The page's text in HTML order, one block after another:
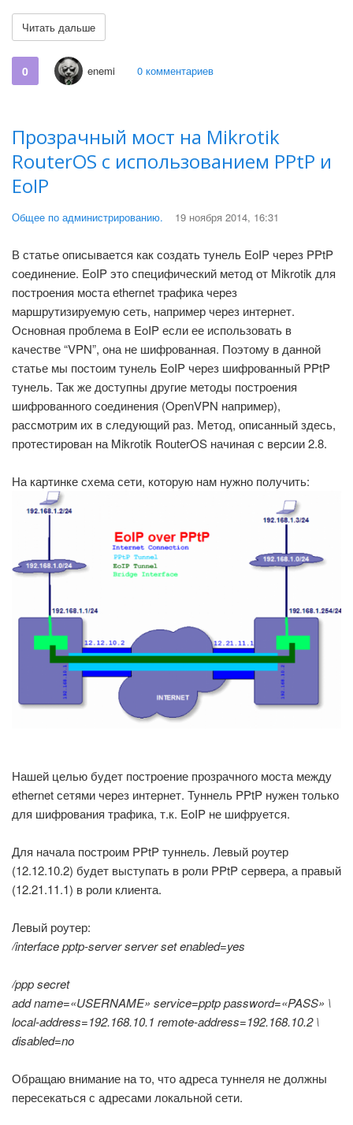
Читать дальше
0 enemi 0 комментариев
Прозрачный мост на Mikrotik
RouterOS с использованием PPtP и
EoIP
Общее по администрированию. 19 ноября 2014, 16:31
В статье описывается как создать тунель EoIP через PPtP
соединение. EoIP это специфический метод от Mikrotik для
построения моста ethernet трафика через
маршрутизируемую сеть, например через интернет.
Основная проблема в EoIP если ее использовать в
качестве “VPN”, она не шифрованная. Поэтому в данной
статье мы постоим тунель EoIP через шифрованный PPtP
тунель. Так же доступны другие методы построения
шифрованного соединения (OpenVPN например),
рассмотрим их в следующий раз. Метод, описанный здесь,
протестирован на Mikrotik RouterOS начиная с версии 2.8.
На картинке схема сети, которую нам нужно получить:
Нашей целью будет построение прозрачного моста между
ethernet сетями через интернет. Туннель PPtP нужен только
для шифрования трафика, т.к. EoIP не шифруется.
Для начала построим PPtP туннель. Левый роутер
(12.12.10.2) будет выступать в роли PPtP сервера, а правый
(12.21.11.1) в роли клиента.
Левый роутер:
/interface pptp-server server set enabled=yes
/ppp secret
add name=«USERNAME» service=pptp password=«PASS» \
local-address=192.168.10.1 remote-address=192.168.10.2 \
disabled=no
Обращаю внимание на то, что адреса туннеля не должны
пересекаться с адресами локальной сети.